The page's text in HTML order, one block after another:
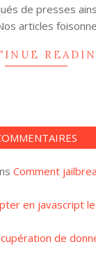
de presses
articles
Comment
en javascript
de